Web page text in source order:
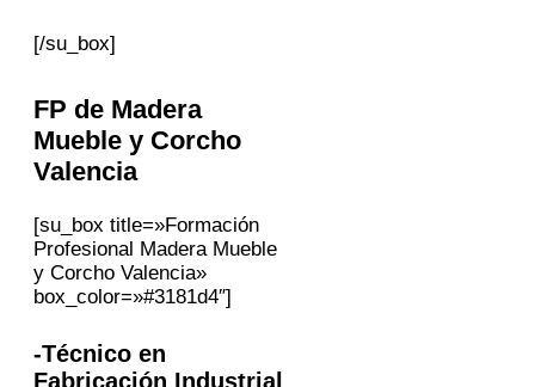
[/su_box]
FP de Madera
Mueble y Corcho
Valencia
[su_box title=»Formación
Profesional Madera Mueble
y Corcho Valencia»
box_color=»#3181d4″]
-Técnico en
Fabricación Industrial